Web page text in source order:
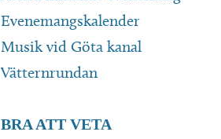
Evenemangskalender
Musik vid Göta kanal
Vätternrundan
BRA ATT VETA